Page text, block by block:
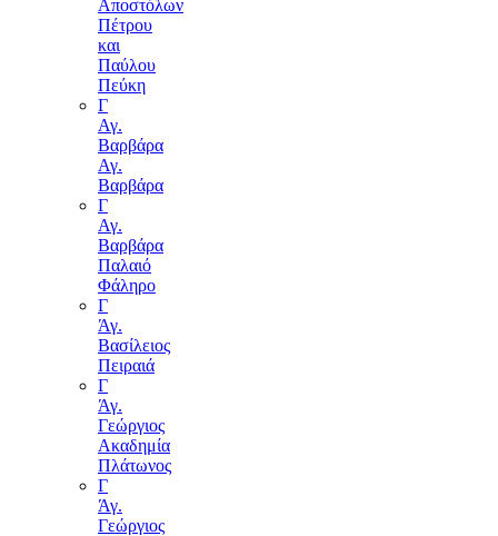
Αποστόλων
Πέτρου
και
Παύλου
Πεύκη
Γ
Αγ.
Βαρβάρα
Αγ.
Βαρβάρα
Γ
Αγ.
Βαρβάρα
Παλαιό
Φάληρο
Γ
Άγ.
Βασίλειος
Πειραιά
Γ
Άγ.
Γεώργιος
Ακαδημία
Πλάτωνος
Γ
Άγ.
Γεώργιος